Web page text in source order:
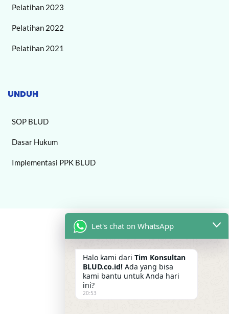
Pelatihan 2023
Pelatihan 2022
Pelatihan 2021
UNDUH
SOP BLUD
Dasar Hukum
Implementasi PPK BLUD
Let's chat on WhatsApp
Halo kami dari Tim Konsultan
BLUD.co.id! Ada yang bisa
kami bantu untuk Anda hari
ini?
20:53